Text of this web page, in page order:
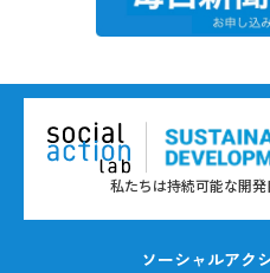
私たちは持続可能な開発
ソーシャルアク